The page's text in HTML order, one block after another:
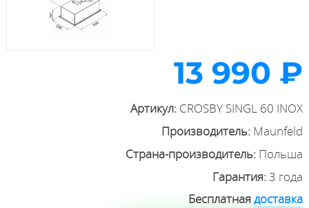
13 990 ₽
Артикул: CROSBY SINGL 60 INOX
Производитель: Maunfeld
Страна-производитель: Польша
Гарантия:3 года
Бесплатнаядоставка